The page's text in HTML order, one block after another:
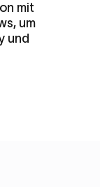
mit
um
und